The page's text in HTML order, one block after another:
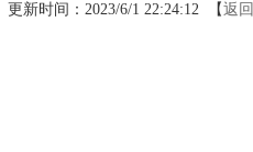
新时间：2023/6/1 22:24:12 【返回